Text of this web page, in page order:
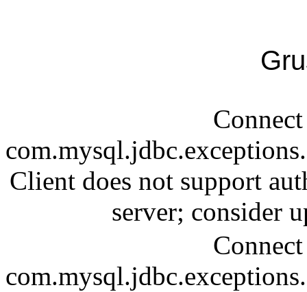
Client does not support
server; consider